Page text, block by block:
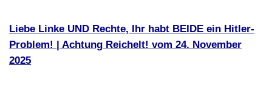
Liebe Linke UND Rechte, Ihr habt BEIDE ein Hitler-
Problem! | Achtung Reichelt! vom 24. November
2025